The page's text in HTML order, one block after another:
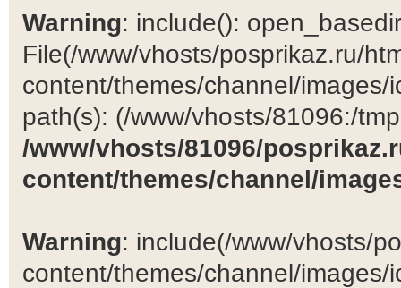
Warning: include():
File(/www/vhosts/posprikaz.ru/
content/themes/channel/
path(s): (/www/vhosts/81096:/
/www/vhosts/81096/
content/themes/channel/
Warning: include(/www/vhosts/
content/themes/channel/